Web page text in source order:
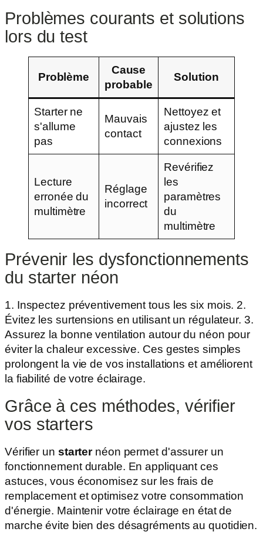
Problèmes courants et solutions
lors du test
Problème
Cause
probable
Solution
Starter ne
s'allume
pas
Mauvais
contact
Nettoyez et
ajustez les
connexions
Lecture
erronée du
multimètre
Réglage
incorrect
Revérifiez
les
paramètres
du
multimètre
Prévenir les dysfonctionnements
du starter néon
1. Inspectez préventivement tous les six mois. 2.
Évitez les surtensions en utilisant un régulateur. 3.
Assurez la bonne ventilation autour du néon pour
éviter la chaleur excessive. Ces gestes simples
prolongent la vie de vos installations et améliorent
la fiabilité de votre éclairage.
Grâce à ces méthodes, vérifier
vos starters
Vérifier un starternéon permet d'assurer un
fonctionnement durable. En appliquant ces
astuces, vous économisez sur les frais de
remplacement et optimisez votre consommation
d'énergie. Maintenir votre éclairage en état de
marche évite bien des désagréments au quotidien.